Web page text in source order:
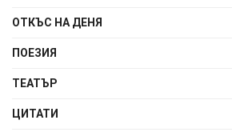
ОТКЪС НА ДЕНЯ
ПОЕЗИЯ
ТЕАТЪР
ЦИТАТИ